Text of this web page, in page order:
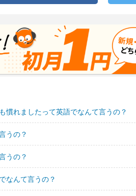
慣れましたって英語でなんて言うの？
うの？
うの？
なんて言うの？